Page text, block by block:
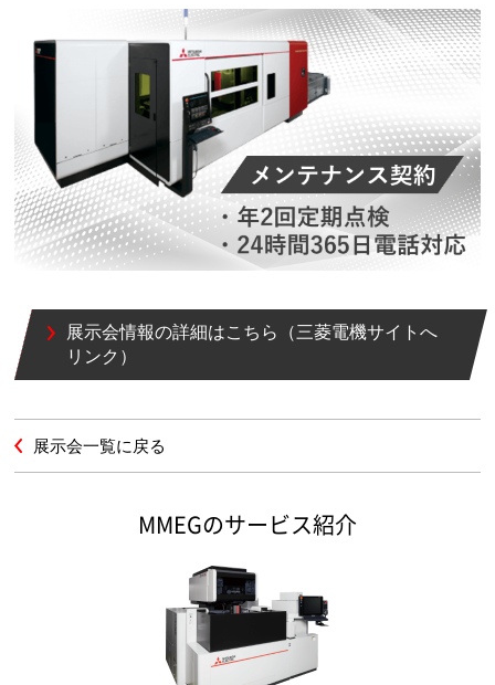
展示会情報の詳細はこちら（三菱電機サイトへ
リンク）
展示会一覧に戻る
MMEGのサービス紹介